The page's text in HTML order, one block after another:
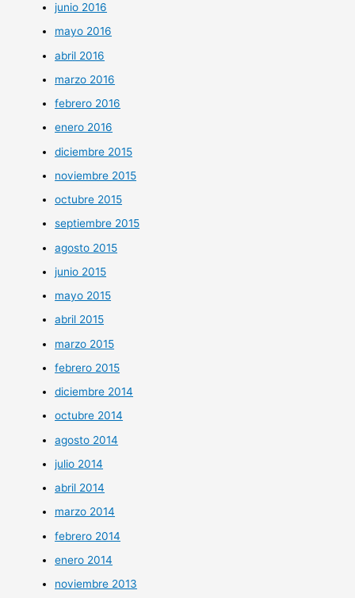
junio 2016
mayo 2016
abril 2016
marzo 2016
febrero 2016
enero 2016
diciembre 2015
noviembre 2015
octubre 2015
septiembre 2015
agosto 2015
junio 2015
mayo 2015
abril 2015
marzo 2015
febrero 2015
diciembre 2014
octubre 2014
agosto 2014
julio 2014
abril 2014
marzo 2014
febrero 2014
enero 2014
noviembre 2013